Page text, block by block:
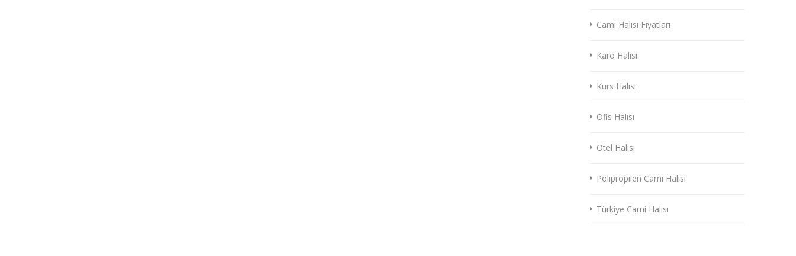
Cami Halısı Fiyatları
Karo Halısı
Kurs Halısı
Ofis Halısı
Otel Halısı
Polipropilen Cami Halısı
Türkiye Cami Halısı